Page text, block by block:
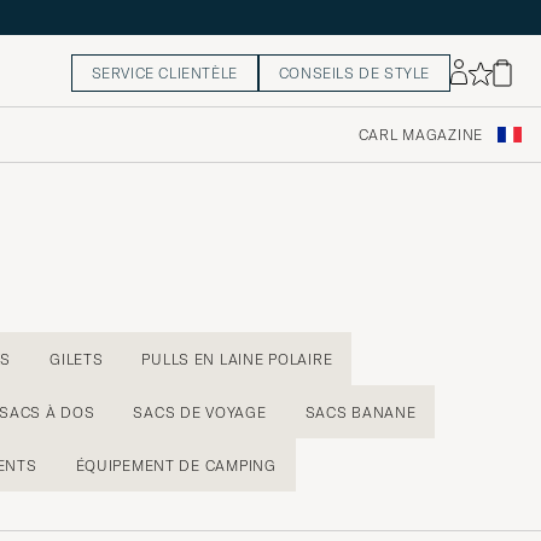
SERVICE CLIENTÈLE CONSEILS DE STYLE
CARL MAGAZINE
GILETS PULLS EN LAINE POLAIRE
SACS À DOS SACS DE VOYAGE SACS BANANE
ÉQUIPEMENT DE CAMPING